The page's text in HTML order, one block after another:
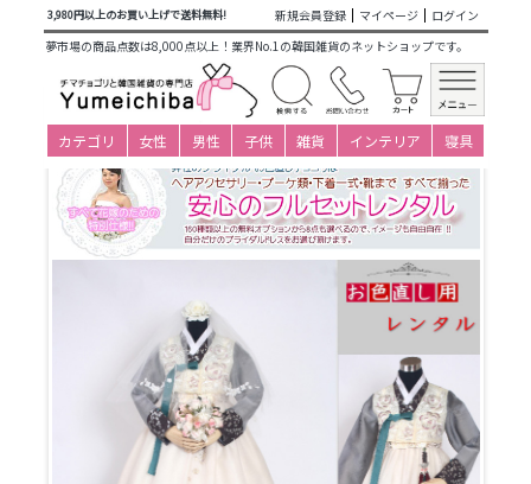
3,980円以上のお買い上げで送料無料! 新規会員登録 マイページ
ログイン
夢市場の商品点数は8,000点以上！業界No.1の韓国雑貨のネットショップです。
カテゴリ 女性 男性 子供 雑貨 インテリア 寝具
商品カテゴリ一覧>仕立て済み衣装(大人用レンタル)> 婚礼用
レンタルチョゴリ>お色直しレンタル女性チマチョゴリ> i-
s134c153-お色直し用チマチョゴリ-サイズ-身長152～162cmバ